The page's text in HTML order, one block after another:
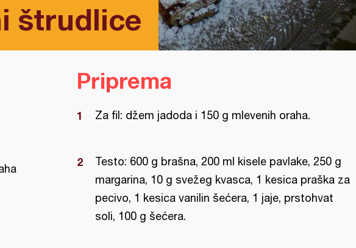
štrudlice
Priprema
Za fil: džem jadoda i 150 g mlevenih oraha.
Testo: 600 g brašna, 200 ml kisele pavlake, 250 g
margarina, 10 g svežeg kvasca, 1 kesica praška za
pecivo, 1 kesica vanilin šećera, 1 jaje, prstohvat
soli, 100 g šećera.